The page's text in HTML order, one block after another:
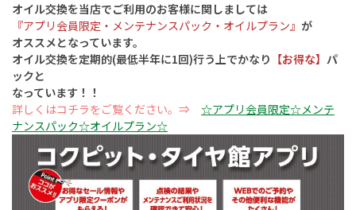
オイル交換を当店でご利用のお客様に関しましては
『アプリ会員限定・メンテナンスパック・オイルプラン』 が
オススメとなっています。
オイル交換を定期的(最低半年に1回)行う上でかなり 【お得な】 パ
ックと
なっています！！
詳しくはコチラをご覧ください。⇒
☆アプリ会員限定☆メンテ
ナンスパック☆オイルプラン☆